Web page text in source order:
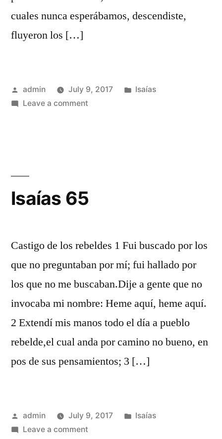
cuales nunca esperábamos, descendiste,
fluyeron los […]
Posted
by
admin July 9, 2017
Posted
Isaías
Leave a commenton
Isaías 65
Castigo de los rebeldes 1 Fui buscado por los
que no preguntaban por mí; fui hallado por
los que no me buscaban.Dije a gente que no
invocaba mi nombre: Heme aquí, heme aquí.
2 Extendí mis manos todo el día a pueblo
rebelde,el cual anda por camino no bueno, en
pos de sus pensamientos; 3 […]
Posted
by
admin July 9, 2017
Posted
Isaías
Leave a commenton